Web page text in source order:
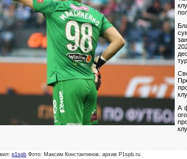
А
: p1spb Фото: Максим Константинов, архив P1spb.ru